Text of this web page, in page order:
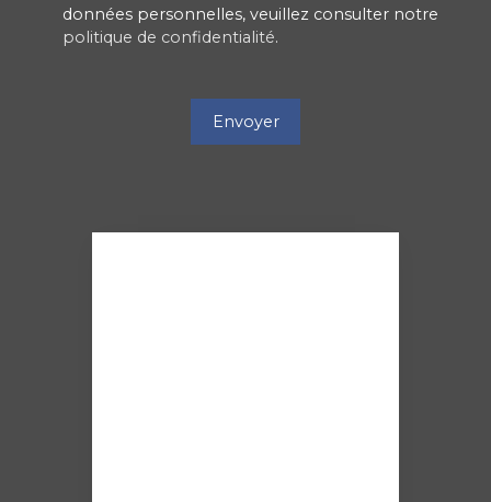
données personnelles, veuillez consulter notre
politique de confidentialité.
Envoyer